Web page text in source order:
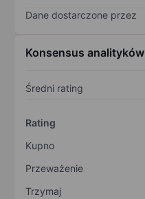
Dane dostarczone przez
Konsensus analityków
Średni rating
Rating
Kupno
Przeważenie
Trzymaj